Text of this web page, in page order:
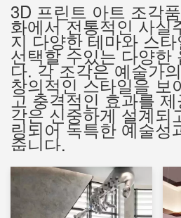
3D 프린트 아트 조각
화에서 전통적인 사실
지 다양한 테마와 스
선택할 수있는 다양한
다. 각 조각은 예술가
창의적인 스타일을 보
고 충격적인 효과를
각은 신중하게 설계되
링되어 독특한 예술성
줍니다.